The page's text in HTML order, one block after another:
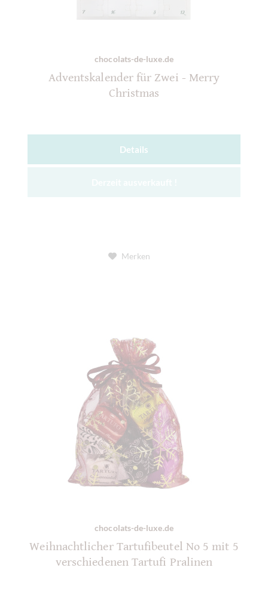
chocolats-de-luxe.de
Adventskalender für Zwei - Merry
Christmas
Details
Merken
chocolats-de-luxe.de
Weihnachtlicher Tartufibeutel No 5 mit 5
verschiedenen Tartufi Pralinen